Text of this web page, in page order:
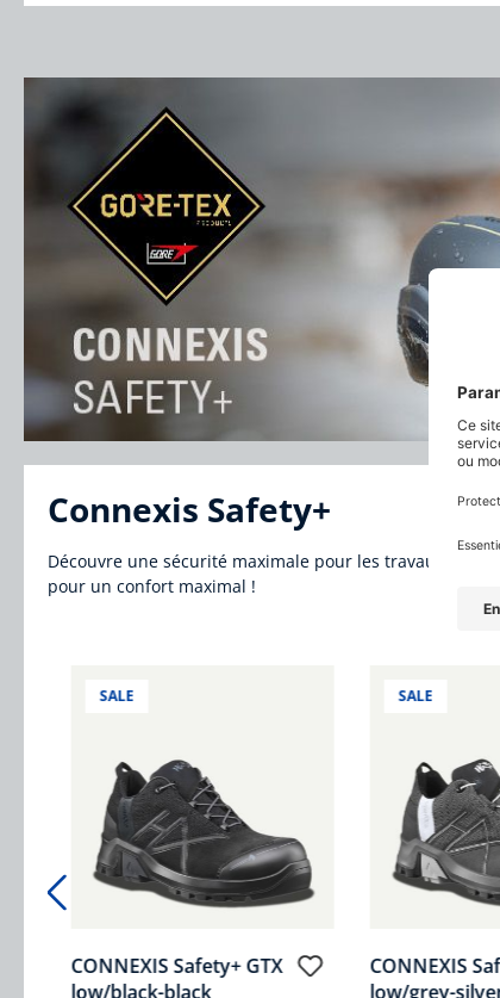
Connexis Safety+
Découvre une sécurité maximale pour les travaux
pour un confort maximal !
SALE
CONNEXIS Safety+ GTX
low/black-black
SALE
CONNEXIS
low/grey-